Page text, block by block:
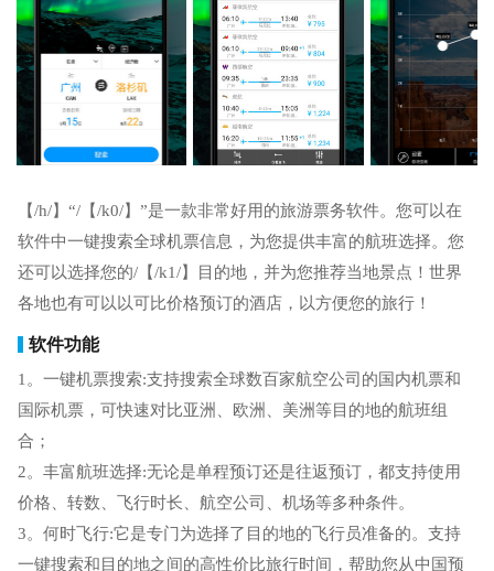
【/h/】“/【/k0/】”是一款非常好用的旅游票务软件。您可以在
软件中一键搜索全球机票信息，为您提供丰富的航班选择。您
还可以选择您的/【/k1/】目的地，并为您推荐当地景点！世界
各地也有可以以可比价格预订的酒店，以方便您的旅行！
软件功能
1。一键机票搜索:支持搜索全球数百家航空公司的国内机票和
国际机票，可快速对比亚洲、欧洲、美洲等目的地的航班组
合；
2。丰富航班选择:无论是单程预订还是往返预订，都支持使用
价格、转数、飞行时长、航空公司、机场等多种条件。
3。何时飞行:它是专门为选择了目的地的飞行员准备的。支持
一键搜索和目的地之间的高性价比旅行时间，帮助您从中国预